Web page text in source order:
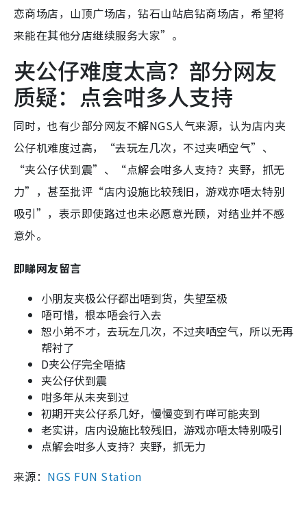
恋商场店，山顶广场店，钻石山站启钻商场店，希望将
来能在其他分店继续服务大家”。
夹公仔难度太高？部分网友
质疑：点会咁多人支持
同时，也有少部分网友不解NGS人气来源，认为店内夹
公仔机难度过高，“去玩左几次，不过夹哂空气”、
“夹公仔伏到震”、“点解会咁多人支持？夹野，抓无
力”，甚至批评“店内设施比较残旧，游戏亦唔太特别
吸引”，表示即使路过也未必愿意光顾，对结业并不感
意外。
即睇网友留言
小朋友夹极公仔都出唔到货，失望至极
唔可惜，根本唔会行入去
恕小弟不才，去玩左几次，不过夹哂空气，所以无再
帮衬了
D夹公仔完全唔掂
夹公仔伏到震
咁多年从未夹到过
初期开夹公仔系几好，慢慢变到冇咩可能夹到
老实讲，店内设施比较残旧，游戏亦唔太特别吸引
点解会咁多人支持？夹野，抓无力
来源： NGS FUN Station